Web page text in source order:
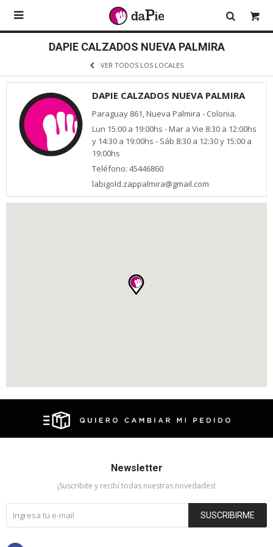

DAPIE CALZADOS NUEVA PALMIRA
VER TODOS LOS LOCALES
DAPIE CALZADOS NUEVA PALMIRA
Paraguay 861, Nueva Palmira - Colonia.
Lun 15:00 a 19:00hs - Mar a Vie 8:30 a 12:00hs
y 14:30 a 19:00hs - Sáb 8:30 a 12:30 y 15:00 a
19:00hs
Teléfono: 45446860
labigold.zappalmira@gmail.com
Newsletter
¡Suscribite y recibí todas nuestras novedades!
SUSCRIBIRME